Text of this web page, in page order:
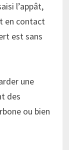
l’appât,
en contact
est sans
une
des
ou bien